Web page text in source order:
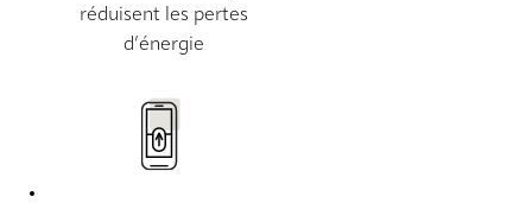
réduisent les pertes
d’énergie